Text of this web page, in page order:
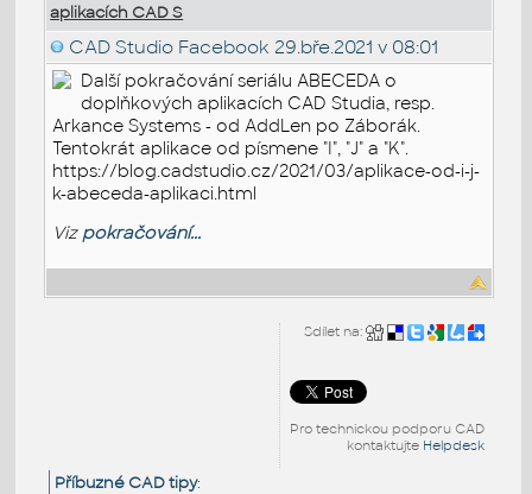
aplikacích CAD S
CAD Studio Facebook 29.bře.2021 v 08:01
Další pokračování seriálu ABECEDA o
doplňkových aplikacích CAD Studia, resp.
Arkance Systems - od AddLen po Záborák.
Tentokrát aplikace od písmene "I", "J" a "K".
https://blog.cadstudio.cz/2021/03/aplikace-od-i-j-
k-abeceda-aplikaci.html
Viz pokračování...
Sdílet na:
Pro technickou podporu CAD
kontaktujte Helpdesk
Příbuzné CAD tipy: